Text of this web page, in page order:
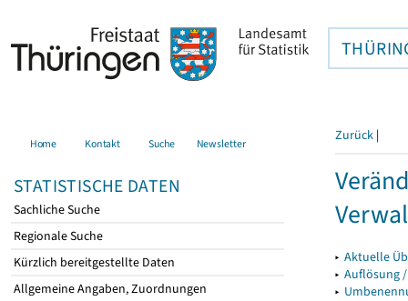
Home Kontakt Suche Newsletter
STATISTISCHE DATEN
Sachliche Suche
Regionale Suche
Kürzlich bereitgestellte Daten
Allgemeine Angaben, Zuordnungen
Zurück |
▸ Aktuelle
▸ Auflösung
▸